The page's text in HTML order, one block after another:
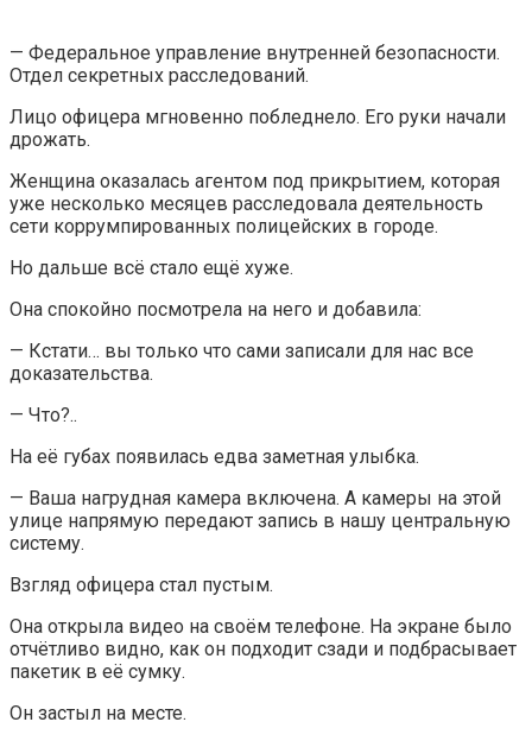
— Федеральное управление внутренней безопасности.
Отдел секретных расследований.
Лицо офицера мгновенно побледнело. Его руки начали
дрожать.
Женщина оказалась агентом под прикрытием, которая
уже несколько месяцев расследовала деятельность
сети коррумпированных полицейских в городе.
Но дальше всё стало ещё хуже.
Она спокойно посмотрела на него и добавила:
— Кстати… вы только что сами записали для нас все
доказательства.
— Что?..
На её губах появилась едва заметная улыбка.
— Ваша нагрудная камера включена. А камеры на этой
улице напрямую передают запись в нашу центральную
систему.
Взгляд офицера стал пустым.
Она открыла видео на своём телефоне. На экране было
отчётливо видно, как он подходит сзади и подбрасывает
пакетик в её сумку.
Он застыл на месте.